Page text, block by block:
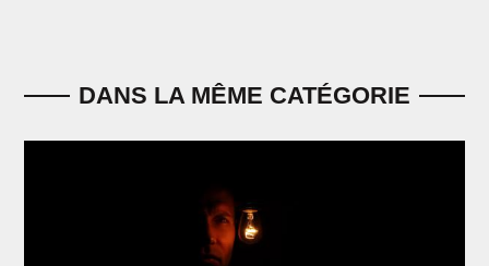
DANS LA MÊME CATÉGORIE